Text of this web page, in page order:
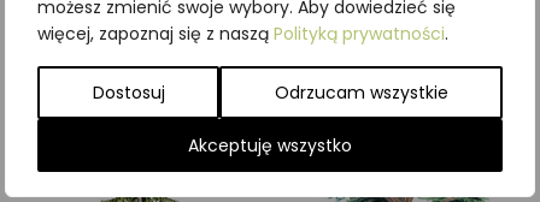
możesz zmienić swoje wybory. Aby dowiedzieć się
więcej, zapoznaj się z naszą Polityką prywatności.
Dostosuj Odrzucam wszystkie
Akceptuję wszystko